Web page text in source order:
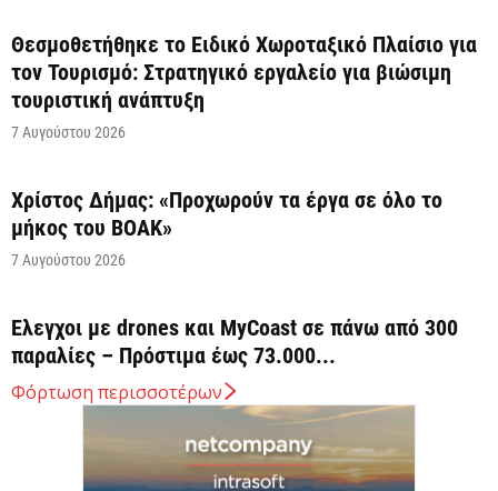
Θεσμοθετήθηκε το Ειδικό Χωροταξικό Πλαίσιο για
τον Τουρισμό: Στρατηγικό εργαλείο για βιώσιμη
τουριστική ανάπτυξη
7 Αυγούστου 2026
Χρίστος Δήμας: «Προχωρούν τα έργα σε όλο το
μήκος του ΒΟΑΚ»
7 Αυγούστου 2026
Έλεγχοι με drones και MyCoast σε πάνω από 300
παραλίες – Πρόστιμα έως 73.000...
7 Αυγούστου 2026
Η Ελλάδα στις κορυφαίες επιλογές των Ευρωπαίων
ταξιδιωτών, σύμφωνα με έρευνα του ΕΟΤ
Φόρτωση περισσοτέρων